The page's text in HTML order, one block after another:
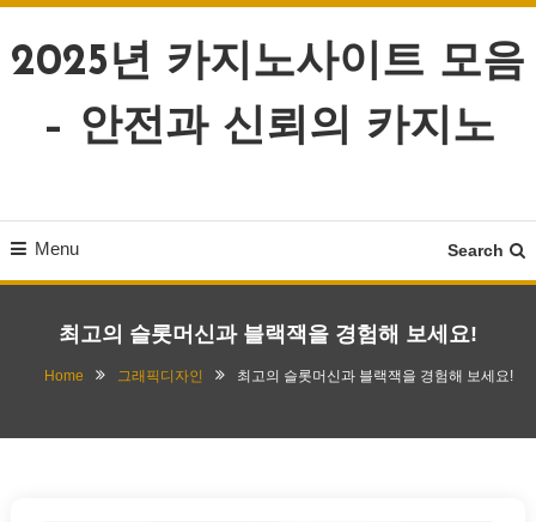
To
Content
2025년 카지노사이트 모음
– 안전과 신뢰의 카지노
Menu Search
최고의 슬롯머신과 블랙잭을 경험해 보세요!
Home 그래픽디자인 최고의 슬롯머신과 블랙잭을 경험해 보세요!